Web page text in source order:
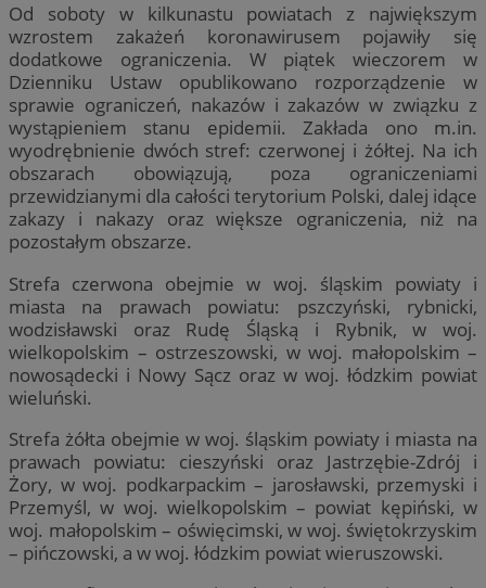
Od soboty w kilkunastu powiatach z największym
wzrostem zakażeń koronawirusem pojawiły się
dodatkowe ograniczenia. W piątek wieczorem w
Dzienniku Ustaw opublikowano rozporządzenie w
sprawie ograniczeń, nakazów i zakazów w związku z
wystąpieniem stanu epidemii. Zakłada ono m.in.
wyodrębnienie dwóch stref: czerwonej i żółtej. Na ich
obszarach obowiązują, poza ograniczeniami
przewidzianymi dla całości terytorium Polski, dalej idące
zakazy i nakazy oraz większe ograniczenia, niż na
pozostałym obszarze.
Strefa czerwona obejmie w woj. śląskim powiaty i
miasta na prawach powiatu: pszczyński, rybnicki,
wodzisławski oraz Rudę Śląską i Rybnik, w woj.
wielkopolskim – ostrzeszowski, w woj. małopolskim –
nowosądecki i Nowy Sącz oraz w woj. łódzkim powiat
wieluński.
Strefa żółta obejmie w woj. śląskim powiaty i miasta na
prawach powiatu: cieszyński oraz Jastrzębie-Zdrój i
Żory, w woj. podkarpackim – jarosławski, przemyski i
Przemyśl, w woj. wielkopolskim – powiat kępiński, w
woj. małopolskim – oświęcimski, w woj. świętokrzyskim
– pińczowski, a w woj. łódzkim powiat wieruszowski.